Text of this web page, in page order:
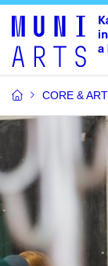
CORE &